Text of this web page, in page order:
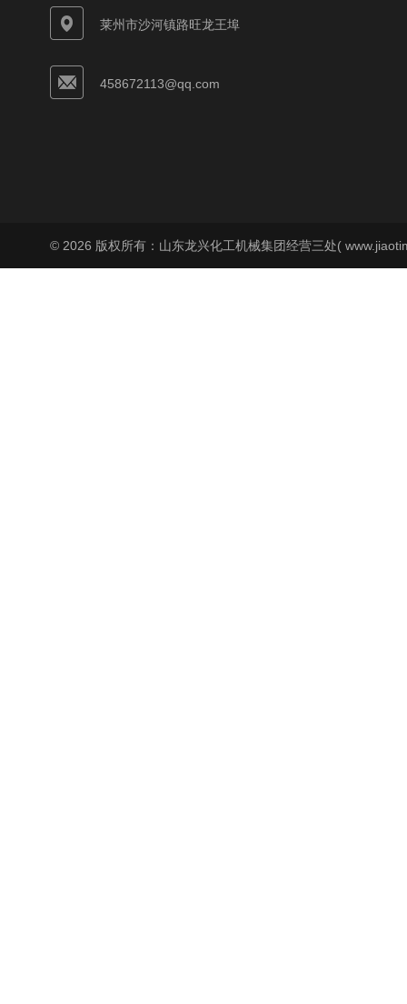
莱州市沙河镇路旺龙王埠
458672113@qq.com
© 2026 版权所有：山东龙兴化工机械集团经营三处(